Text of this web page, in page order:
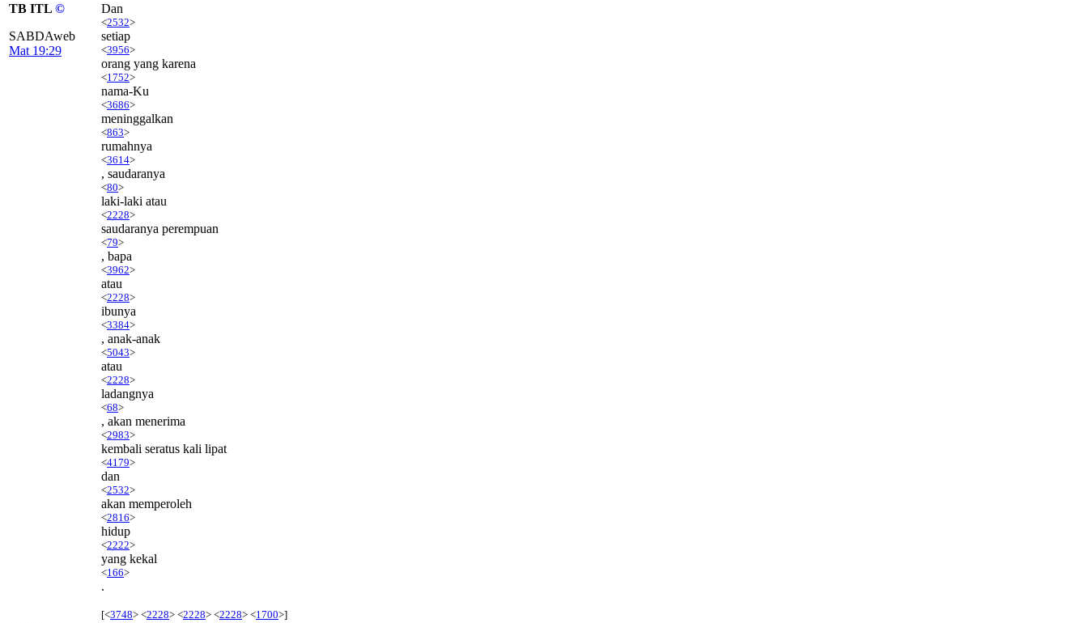
TB ITL ©
SABDAweb
Mat 19:29
Dan
<2532>
setiap
<3956>
orang yang karena
<1752>
nama-Ku
<3686>
meninggalkan
<863>
rumahnya
<3614>
, saudaranya
<80>
laki-laki atau
<2228>
saudaranya perempuan
<79>
, bapa
<3962>
atau
<2228>
ibunya
<3384>
, anak-anak
<5043>
atau
<2228>
ladangnya
<68>
, akan menerima
<2983>
kembali seratus kali lipat
<4179>
dan
<2532>
akan memperoleh
<2816>
hidup
<2222>
yang kekal
<166>
.
[<3748> <2228> <2228> <2228> <1700>]